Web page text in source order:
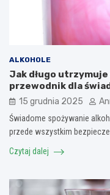
ALKOHOLE
Jak długo
przewodnik dla
15 grudnia 2025
Świadome spożywanie
przede wszystkim
Czytaj dalej